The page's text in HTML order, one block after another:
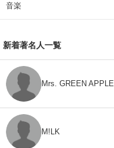
音楽
新着著名人一覧
Mrs. GREEN APPLE
M!LK